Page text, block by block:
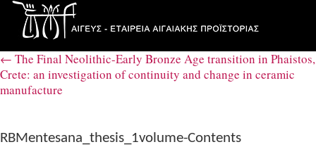
← The Final Neolithic-Early Bronze Age transition in Phaistos,
Crete: an investigation of continuity and change in ceramic
manufacture
RBMentesana_thesis_1volume-Contents